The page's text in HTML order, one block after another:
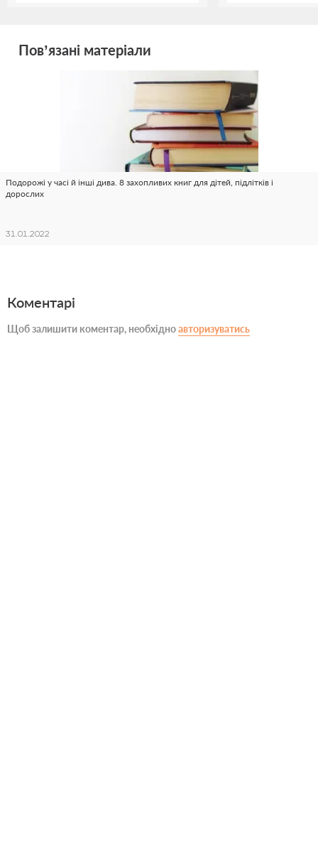
Пов’язані матеріали
Подорожі у часі й інші дива. 8 захопливих книг для дітей, підлітків і
дорослих
31.01.2022
Коментарі
Щоб залишити коментар, необхідноавторизуватись